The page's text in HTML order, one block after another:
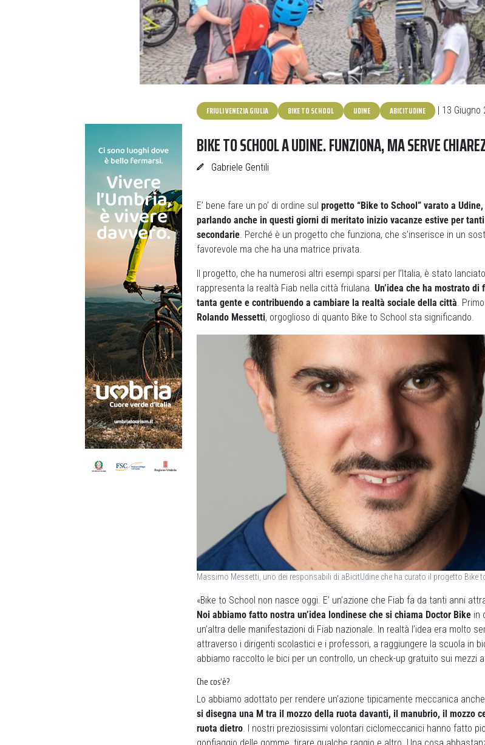
FRIULI VENEZIA GIULIA BIKE TO SCHOOL UDINE ABICITUDINE | 13 Giugno
BIKE TO SCHOOL A UDINE. FUNZIONA, MA SERVE
Gabriele Gentili
E’ bene fare un po’ di ordine sul progetto “Bike to School” varato a
parlando anche in questi giorni di meritato inizio vacanze estive per
secondarie. Perché è un progetto che funziona, che s’inserisce in un
favorevole ma che ha una matrice privata.
Il progetto, che ha numerosi altri esempi sparsi per l’Italia, è stato
rappresenta la realtà Fiab nella città friulana. Un’idea che ha mostrato
tanta gente e contribuendo a cambiare la realtà sociale della città.
Rolando Messetti, orgoglioso di quanto Bike to School sta significando.
Massimo Messetti, uno dei responsabili di aBicitUdine che ha curato il progetto Bike
«Bike to School non nasce oggi. E’ un’azione che Fiab fa da tanti anni
Noi abbiamo fatto nostra un’idea londinese che si chiama Doctor Bike in
un’altra delle manifestazioni di Fiab nazionale. In realtà l’idea era molto
attraverso i dirigenti scolastici e i professori, a raggiungere la scuola in
abbiamo raccolto le bici per un controllo, un check-up gratuito sui mezzi
Che cos’è?
Lo abbiamo adottato per rendere un’azione tipicamente meccanica
si disegna una M tra il mozzo della ruota davanti, il manubrio, il mozzo
ruota dietro . I nostri preziosissimi volontari ciclomeccanici hanno fatto
gonfiaggio delle gomme, tirare qualche raggio e altro. Una cosa